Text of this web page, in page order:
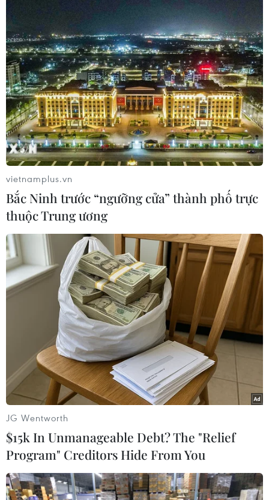
Áp thấp nhiệt đới đổi hướng trên vùng biển
phía Đông khu vực vịnh Bắc Bộ
Áp thấp nhiệt đới trên vịnh Bắc Bộ sẽ gây ảnh
hưởng thế nào tới Việt Nam?
Từ ngày 9/8, cảnh báo nắng nóng diện rộng ở
khu vực Bắc Bộ và Trung Bộ
Thời tiết ngày 7/8: Bắc Bộ và Bắc Trung Bộ giảm
mưa về đêm, cục bộ có mưa to
Thời tiết ngày 6/8: Bão số 3 đã di chuyển ra
ngoài Biển Đông
TIN LIÊN QUAN
Kiên Giang: Thời tiết xấu, tạm ngừng cấp
vietnamplus.vn
Bắc Ninh trước “ngưỡng cửa” thành phố trực
thuộc Trung ương
JG Wentworth
$15k In Unmanageable Debt? The "Relief
Program" Creditors Hide From You